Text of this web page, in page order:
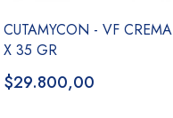
CUTAMYCON - VF CREMA
X 35 GR
$29.800,00